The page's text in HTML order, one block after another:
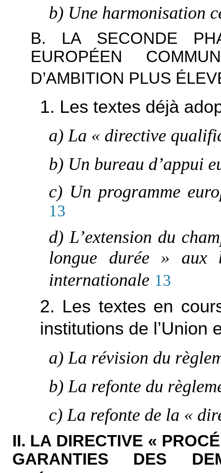
b) Une harmonisation
B. LA SECONDE
EUROPÉEN
D’AMBITION PLUS
1. Les textes déjà
a) La « directive
b) Un bureau d’appui
c) Un programme
13
d) L’extension du
longue durée » aux
internationale 13
2. Les textes en
institutions de l’Union
a) La révision du
b) La refonte du
c) La refonte de la «
II. LA DIRECTIVE «
GARANTIES DES